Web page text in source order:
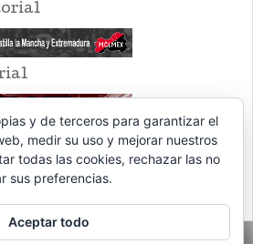
y de terceros para garantizar el
medir su uso y mejorar nuestros
todas las cookies, rechazar las no
sus preferencias.
Aceptar todo